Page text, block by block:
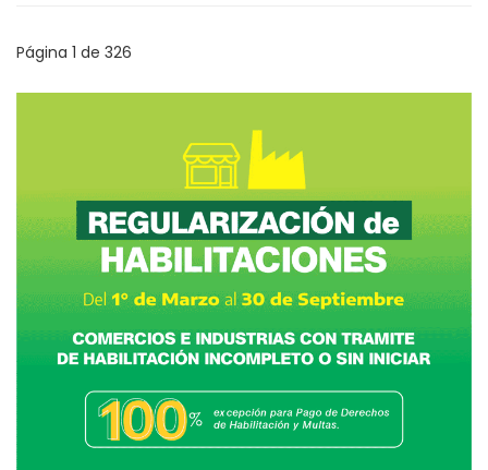
Página 1 de 326